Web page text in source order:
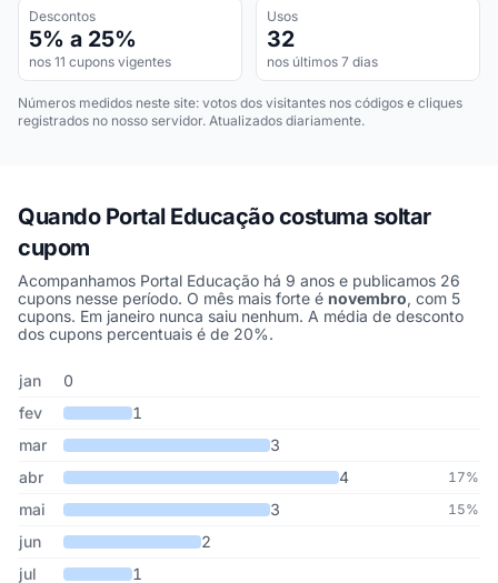
Descontos
5% a 25%
nos 11 cupons vigentes
Usos
32
nos últimos 7 dias
Números medidos neste site: votos dos visitantes nos códigos e cliques
registrados no nosso servidor. Atualizados diariamente.
Quando Portal Educação costuma soltar
cupom
Acompanhamos Portal Educação há 9 anos e publicamos 26
cupons nesse período. O mês mais forte é novembro, com 5
cupons. Em janeiro nunca saiu nenhum. A média de desconto
dos cupons percentuais é de 20%.
Cupons de Portal Educação publicados por mês, somando os
Mês Cupons publicados
jan
0
fev
1
mar
3
abr
4 17%
mai 3 15%
jun
2
jul
1